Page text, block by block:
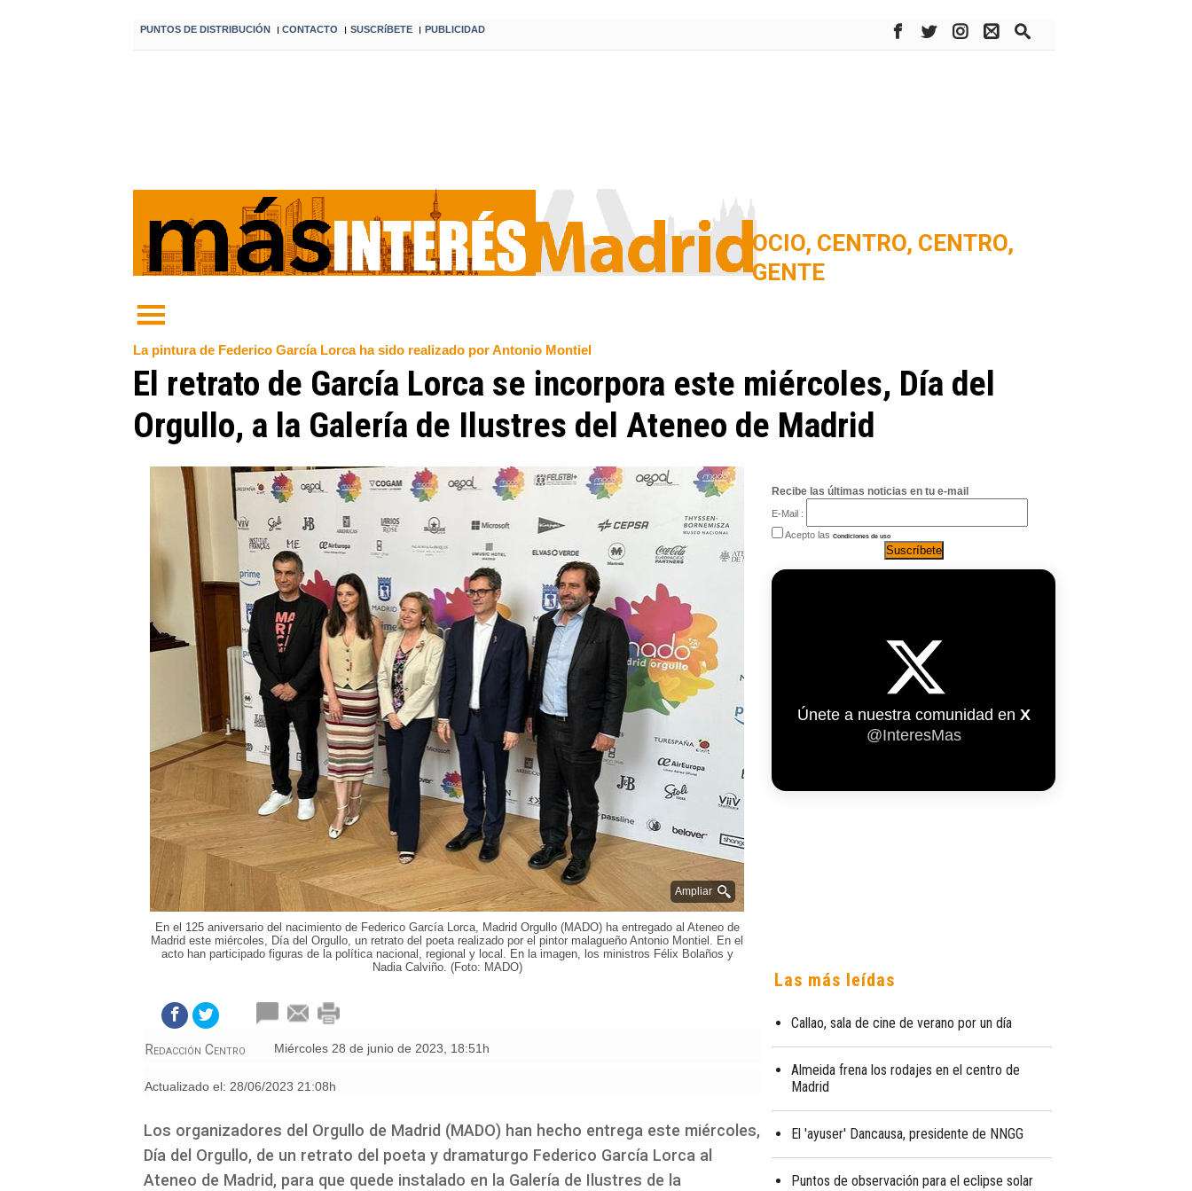
PUNTOS DE DISTRIBUCIÓN I CONTACTO I SUSCRíBETE I PUBLICIDAD
OCIO, CENTRO, CENTRO,
GENTE
La pintura de Federico García Lorca ha sido realizado por Antonio Montiel
El retrato de García Lorca se incorpora este miércoles, Día del
Orgullo, a la Galería de Ilustres del Ateneo de Madrid
Ampliar
En el 125 aniversario del nacimiento de Federico García Lorca, Madrid Orgullo (MADO) ha entregado al Ateneo de
Madrid este miércoles, Día del Orgullo, un retrato del poeta realizado por el pintor malagueño Antonio Montiel. En el
acto han participado figuras de la política nacional, regional y local. En la imagen, los ministros Félix Bolaños y
Nadia Calviño. (Foto: MADO)
miércoles 28 de junio de 2023, 18:51h
Redacción Centro
Actualizado el: 28/06/2023 21:08h
Los organizadores del Orgullo de Madrid (MADO) han hecho entrega este miércoles,
Día del Orgullo, de un retrato del poeta y dramaturgo Federico García Lorca al
Ateneo de Madrid, para que quede instalado en la Galería de Ilustres de la
Recibe las últimas noticias en tu e-mail
E-Mail :
Acepto las Condiciones de uso
Únete a nuestra comunidad en X
@InteresMas
Las más leídas
Callao, sala de cine de verano por un día
Almeida frena los rodajes en el centro de
Madrid
El 'ayuser' Dancausa, presidente de NNGG
Puntos de observación para el eclipse solar